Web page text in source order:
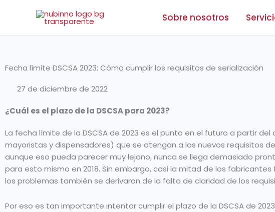
Sobre nosotros
Fecha límite DSCSA 2023: Cómo cumplir los requisitos de serialización
27 de diciembre de 2022
¿Cuál es el plazo de la DSCSA para 2023?
La fecha límite de la DSCSA de 2023 es el punto en el futuro a partir
mayoristas y dispensadores) que se atengan a los nuevos requisitos
aunque eso pueda parecer muy lejano, nunca se llega demasiado
para esto mismo en 2018. Sin embargo, casi la mitad de los
los problemas también se derivaron de la falta de claridad de los
Por eso es tan importante intentar cumplir el plazo de la DSCSA de